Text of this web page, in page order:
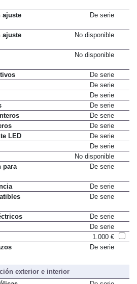
ajuste
De serie
ajuste
No disponible
No disponible
De serie
De serie
De serie
De serie
De serie
De serie
LED
De serie
De serie
No disponible
para
De serie
De serie
De serie
De serie
De serie
1.000 €
De serie
exterior e interior